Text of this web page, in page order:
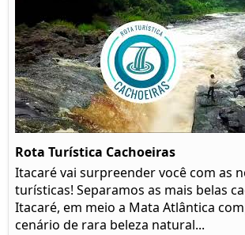
Rota Turística Cachoeiras
Itacaré vai surpreender você com as
turísticas! Separamos as mais belas
Itacaré, em meio a Mata Atlântica
cenário de rara beleza natural...